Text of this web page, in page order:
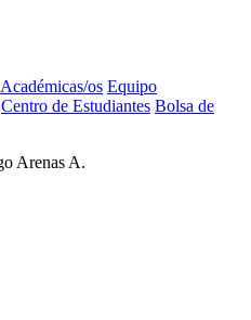
Académicas/os Equipo
Centro de Estudiantes Bolsa de